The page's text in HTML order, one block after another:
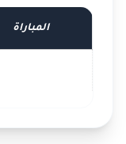
المباراة